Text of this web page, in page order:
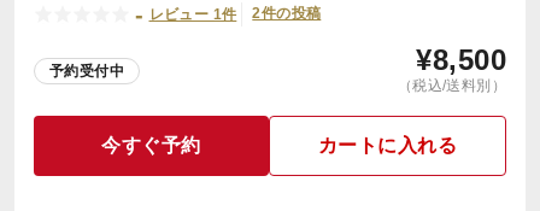
- レビュー 1件 2件の投稿
予約受付中 ¥8,500
（税込/送料別）
今すぐ予約 カートに入れる